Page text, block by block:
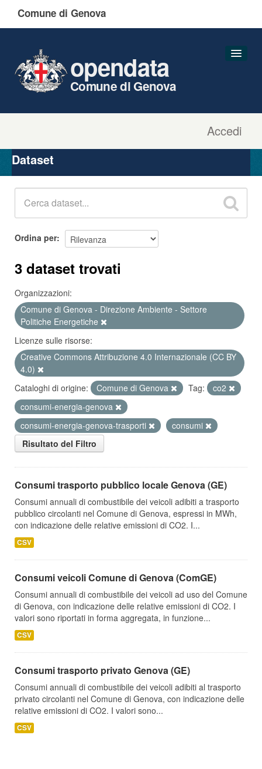
Comune di Genova
Accedi
opendata
Comune di Genova
Organizzazioni
Gruppi
Dataset
Ordina per
3 dataset trovati
Organizzazioni:
Comune di Genova - Direzione Ambiente - Settore
Politiche Energetiche
Licenze sulle risorse:
Creative Commons Attribuzione 4.0 Internazionale (CC BY
4.0)
Cataloghi di origine:
Comune di Genova Tag:
co2
consumi-energia-genova
consumi-energia-genova-trasporti
consumi
Risultato del Filtro
Consumi trasporto pubblico locale Genova (GE)
Consumi annuali di combustibile dei veicoli adibiti a trasporto
pubblico circolanti nel Comune di Genova, espressi in MWh,
con indicazione delle relative emissioni di CO2. I...
CSV
Consumi veicoli Comune di Genova (ComGE)
Consumi annuali di combustibile dei veicoli ad uso del Comune
di Genova, con indicazione delle relative emissioni di CO2. I
valori sono riportati in forma aggregata, in funzione...
CSV
Consumi trasporto privato Genova (GE)
Consumi annuali di combustibile dei veicoli adibiti al trasporto
privato circolanti nel Comune di Genova, con indicazione delle
relative emissioni di CO2. I valori sono...
CSV